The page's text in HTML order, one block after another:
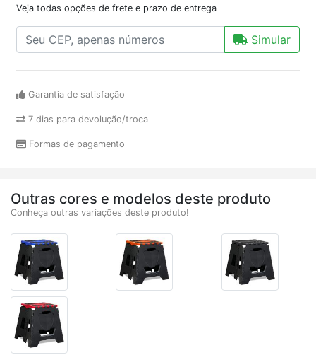
Veja todas opções de frete e prazo de entrega
Simular
Garantia de satisfação
7 dias para devolução/troca
Formas de pagamento
Outras cores e modelos deste produto
Conheça outras variações deste produto!